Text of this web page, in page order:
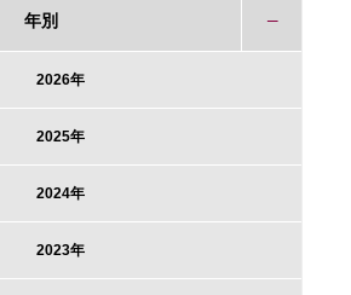
年別
2026年
2025年
2024年
2023年